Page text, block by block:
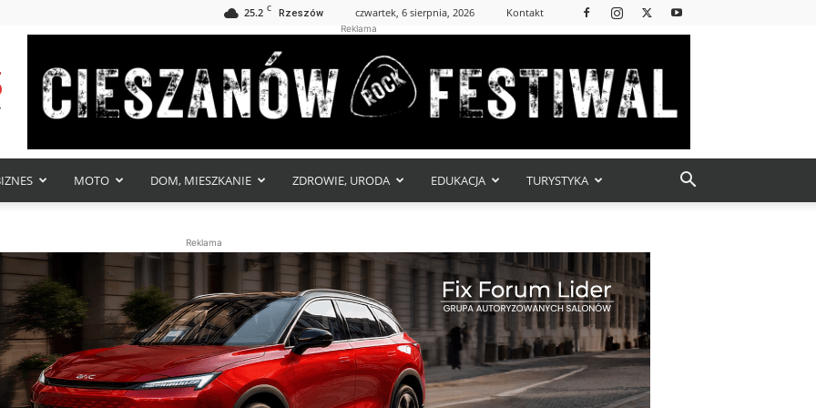
25.2 C Rzeszów czwartek, 6 sierpnia, 2026 Kontakt
Reklama
MOTO DOM, MIESZKANIE ZDROWIE, URODA EDUKACJA TURYSTYKA
Reklama